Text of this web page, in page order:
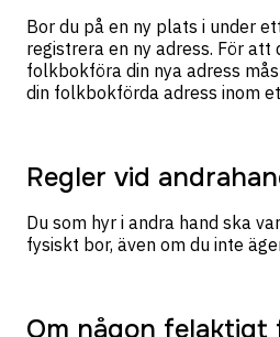
Bor du på en ny plats i under
registrera en ny adress. För
folkbokföra din nya adress
din folkbokförda adress inom
Regler vid
Du som hyr i andra hand ska
fysiskt bor, även om du inte
Om någon